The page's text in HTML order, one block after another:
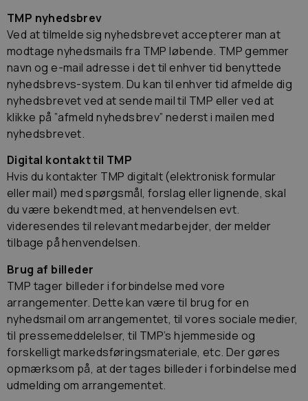
TMP nyhedsbrev
Ved at tilmelde sig nyhedsbrevet accepterer man at
modtage nyhedsmails fra TMP løbende. TMP gemmer
navn og e-mail adresse i det til enhver tid benyttede
nyhedsbrevs-system. Du kan til enhver tid afmelde dig
nyhedsbrevet ved at sende mail til TMP eller ved at
klikke på ”afmeld nyhedsbrev” nederst i mailen med
nyhedsbrevet.
Digital kontakt til TMP
Hvis du kontakter TMP digitalt (elektronisk formular
eller mail) med spørgsmål, forslag eller lignende, skal
du være bekendt med, at henvendelsen evt.
videresendes til relevant medarbejder, der melder
tilbage på henvendelsen.
Brug af billeder
TMP tager billeder i forbindelse med vore
arrangementer. Dette kan være til brug for en
nyhedsmail om arrangementet, til vores sociale medier,
til pressemeddelelser, til TMP’s hjemmeside og
forskelligt markedsføringsmateriale, etc. Der gøres
opmærksom på, at der tages billeder i forbindelse med
udmelding om arrangementet.